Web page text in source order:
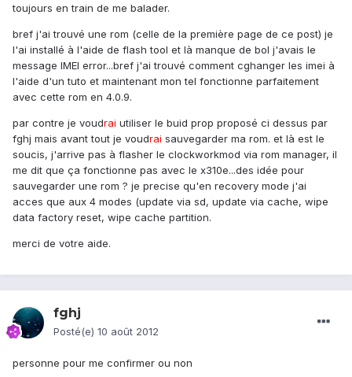
toujours en train de me balader.
bref j'ai trouvé une rom (celle de la première page de ce post) je
l'ai installé à l'aide de flash tool et là manque de bol j'avais le
message IMEI error...bref j'ai trouvé comment cghanger les imei à
l'aide d'un tuto et maintenant mon tel fonctionne parfaitement
avec cette rom en 4.0.9.
par contre je voudrai utiliser le buid prop proposé ci dessus par
fghj mais avant tout je voudrai sauvegarder ma rom. et là est le
soucis, j'arrive pas à flasher le clockworkmod via rom manager, il
me dit que ça fonctionne pas avec le x310e...des idée pour
sauvegarder une rom ? je precise qu'en recovery mode j'ai
acces que aux 4 modes (update via sd, update via cache, wipe
data factory reset, wipe cache partition.
merci de votre aide.
fghj
Posté(e) 10 août 2012
personne pour me confirmer ou non